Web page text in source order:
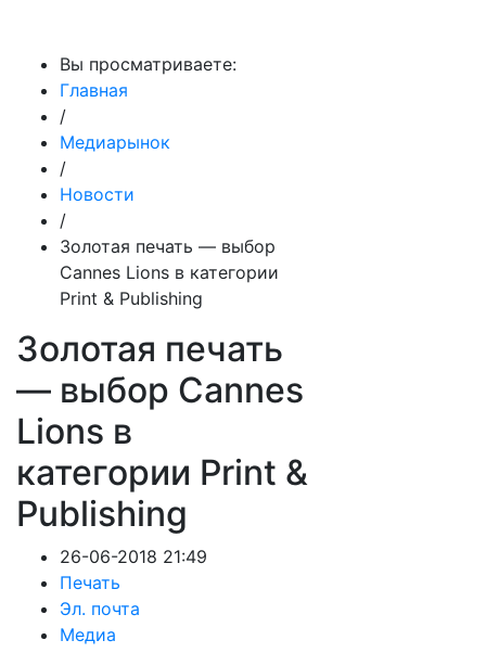
Вы просматриваете:
Главная
/
Медиарынок
/
Новости
/
Золотая печать — выбор
Cannes Lions в категории
Print & Publishing
Золотая печать
— выбор Cannes
Lions в
категории Print &
Publishing
26-06-2018 21:49
Печать
Эл. почта
Медиа